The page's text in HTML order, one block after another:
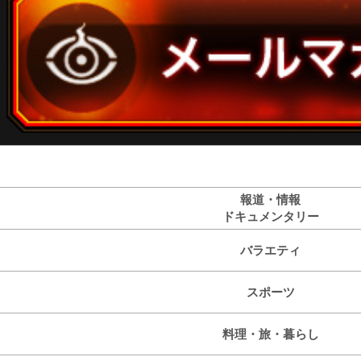
報道・情報
ドキュメンタリー
バラエティ
スポーツ
料理・旅・暮らし